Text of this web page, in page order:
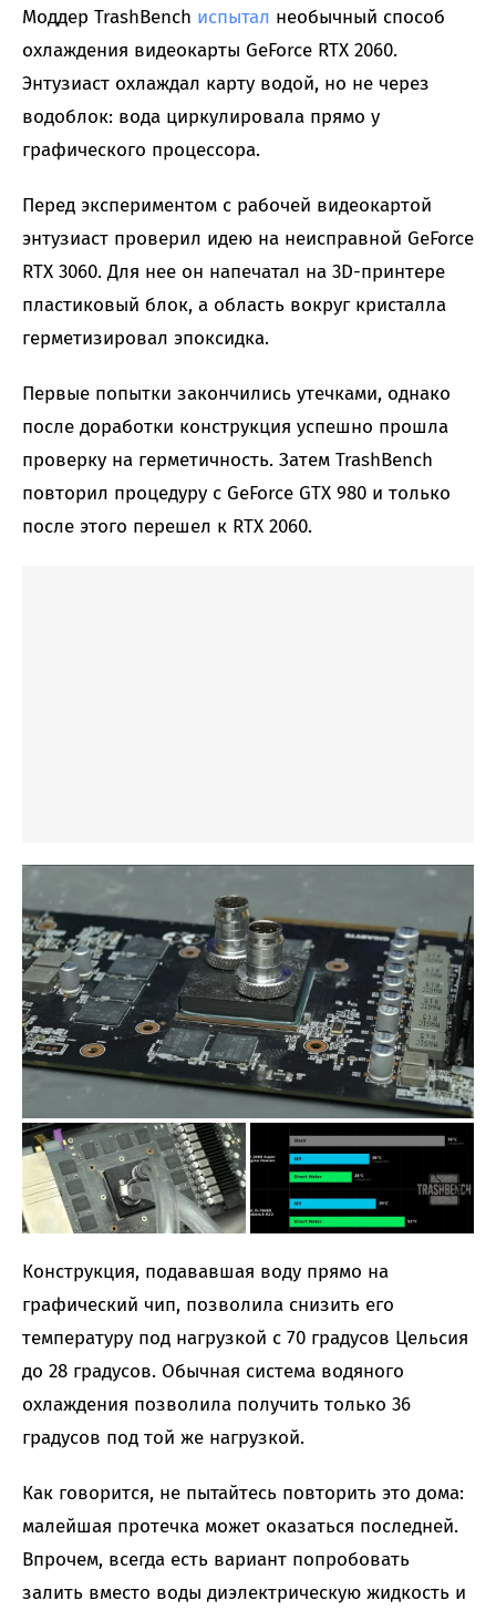
Моддер TrashBench испытал необычный способ
охлаждения видеокарты GeForce RTX 2060.
Энтузиаст охлаждал карту водой, но не через
водоблок: вода циркулировала прямо у
графического процессора.
Перед экспериментом с рабочей видеокартой
энтузиаст проверил идею на неисправной GeForce
RTX 3060. Для нее он напечатал на 3D-принтере
пластиковый блок, а область вокруг кристалла
герметизировал эпоксидка.
Первые попытки закончились утечками, однако
после доработки конструкция успешно прошла
проверку на герметичность. Затем TrashBench
повторил процедуру с GeForce GTX 980 и только
после этого перешел к RTX 2060.
Конструкция, подававшая воду прямо на
графический чип, позволила снизить его
температуру под нагрузкой с 70 градусов Цельсия
до 28 градусов. Обычная система водяного
охлаждения позволила получить только 36
градусов под той же нагрузкой.
Как говорится, не пытайтесь повторить это дома:
малейшая протечка может оказаться последней.
Впрочем, всегда есть вариант попробовать
залить вместо воды диэлектрическую жидкость и